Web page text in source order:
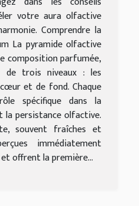
votre aura olfactive
Comprendre la
La pyramide olfactive
composition parfumée,
de trois niveaux : les
et de fond. Chaque
spécifique dans la
persistance olfactive.
souvent fraîches et
immédiatement
offrent la première...